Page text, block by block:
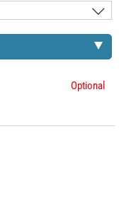
Optional